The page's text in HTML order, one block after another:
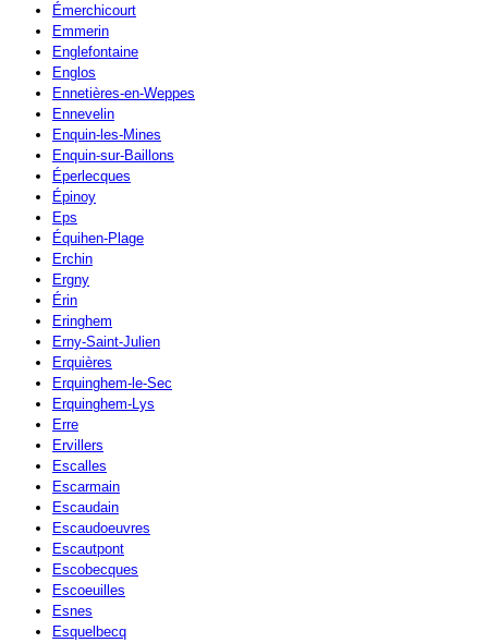
Émerchicourt
Emmerin
Englefontaine
Englos
Ennetières-en-Weppes
Ennevelin
Enquin-les-Mines
Enquin-sur-Baillons
Éperlecques
Épinoy
Eps
Équihen-Plage
Erchin
Ergny
Érin
Eringhem
Erny-Saint-Julien
Erquières
Erquinghem-le-Sec
Erquinghem-Lys
Erre
Ervillers
Escalles
Escarmain
Escaudain
Escaudoeuvres
Escautpont
Escobecques
Escoeuilles
Esnes
Esquelbecq